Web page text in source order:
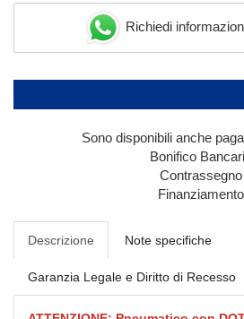
Richiedi
Sono disponibili anche
Bonifico
Contrassegno
Finanziamento
Descrizione Note specifiche
Garanzia Legale e Diritto di Recesso